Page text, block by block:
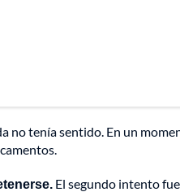
no tenía sentido. En un
El segundo intento fue